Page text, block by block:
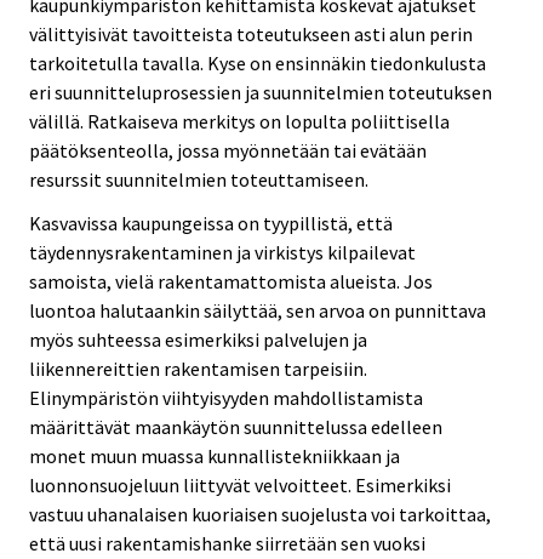
välittyisivät tavoitteista toteutukseen asti alun perin
tarkoitetulla tavalla. Kyse on ensinnäkin tiedonkulusta
eri suunnitteluprosessien ja suunnitelmien toteutuksen
välillä. Ratkaiseva merkitys on lopulta poliittisella
päätöksenteolla, jossa myönnetään tai evätään
resurssit suunnitelmien toteuttamiseen.
Kasvavissa kaupungeissa on tyypillistä, että
täydennysrakentaminen ja virkistys kilpailevat
samoista, vielä rakentamattomista alueista. Jos
luontoa halutaankin säilyttää, sen arvoa on punnittava
myös suhteessa esimerkiksi palvelujen ja
liikennereittien rakentamisen tarpeisiin.
Elinympäristön viihtyisyyden mahdollistamista
määrittävät maankäytön suunnittelussa edelleen
monet muun muassa kunnallistekniikkaan ja
luonnonsuojeluun liittyvät velvoitteet. Esimerkiksi
vastuu uhanalaisen kuoriaisen suojelusta voi tarkoittaa,
että uusi rakentamishanke siirretään sen vuoksi